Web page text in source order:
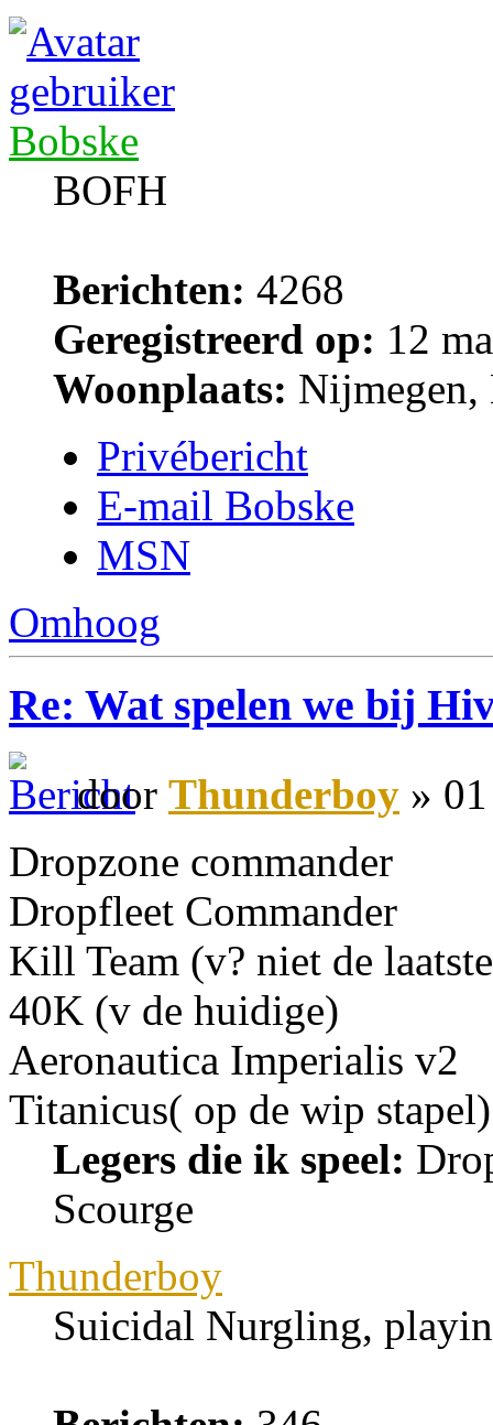
Bobske
BOFH
Berichten: 4268
Geregistreerd op: 12
Woonplaats:
Privébericht
E-mail Bobske
MSN
Omhoog
Re: Wat spelen we bij
door Thunderboy »
Dropzone commander
Dropfleet Commander
Kill Team (v? niet de
40K (v de huidige)
Aeronautica Imperialis v2
Titanicus( op de wip stapel)
Legers die ik speel:
Scourge
Thunderboy
Suicidal Nurgling,